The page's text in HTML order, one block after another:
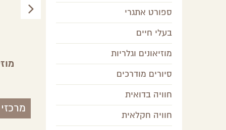
מעוז מול עזה
צפון הנגב
ספורט אתגרי
בעלי חיים
מוזיאונים וגלריות
סיורים מודרכים
חוויה בדואית
חוויה חקלאית